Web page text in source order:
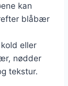
kan
blåbær
eller
nødder
tekstur.